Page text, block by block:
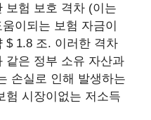
보험 보호 격차 (이는
이되는 보험 자금이
$ 1.8 조. 이러한 격차
같은 정부 소유 자산과
손실로 인해 발생하는
험 시장이없는 저소득